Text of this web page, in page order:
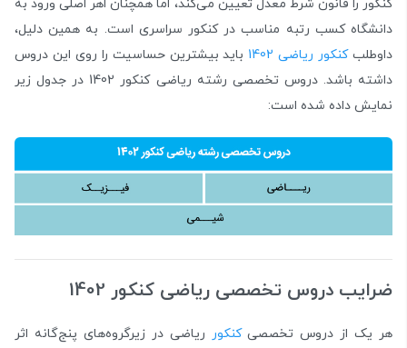
کنکور را قانون شرط معدل تعیین می‌کند، اما همچنان اهر اصلی ورود به
دانشگاه کسب رتبه مناسب در کنکور سراسری است. به همین دلیل،
داوطلبکنکور ریاضی 1402
باید بیشترین حساسیت را روی این دروس
داشته باشد. دروس تخصصی رشته ریاضی کنکور 1402 در جدول زیر
نمایش داده شده است:
ضرایب دروس تخصصی ریاضی کنکور 1402
هر یک از دروس تخصصیکنکور ریاضی در زیرگروه‌های پنج‌گانه اثر